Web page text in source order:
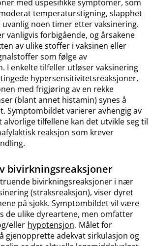
med uspesifikke symptomer, som
temperaturstigning, slapphet
uvanlig noen timer etter vaksinering.
vanligvis forbigående, og årsakene
av ulike stoffer i vaksinen eller
som følge av
I enkelte tilfeller utløser vaksinering
hypersensitivitetsreaksjoner,
med frigjøring av en rekke
(blant annet histamin) synes å
Symptombildet varierer avhengig av
alvorlige tilfellene kan det utvikle seg til
reaksjon som krever
bivirkningsreaksjoner
bivirkningsreaksjoner i nær
(straksreaksjon), viser dyret
på sjokk. Symptombildet vil være
de ulike dyreartene, men omfatter
​eller hypotensjon. Målet for
gjenopprette adekvat sirkulasjon og